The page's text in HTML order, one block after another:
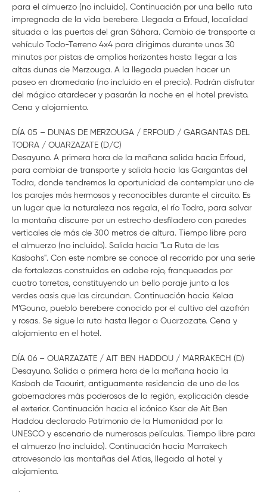
para el almuerzo (no incluido). Continuación por una bella ruta
impregnada de la vida berebere. Llegada a Erfoud, localidad
situada a las puertas del gran Sáhara. Cambio de transporte a
vehículo Todo-Terreno 4x4 para dirigirnos durante unos 30
minutos por pistas de amplios horizontes hasta llegar a las
altas dunas de Merzouga. A la llegada pueden hacer un
paseo en dromedario (no incluido en el precio). Podrán disfrutar
del mágico atardecer y pasarán la noche en el hotel previsto.
Cena y alojamiento.
DÍA 05 – DUNAS DE MERZOUGA / ERFOUD / GARGANTAS DEL
TODRA / OUARZAZATE (D/C)
Desayuno. A primera hora de la mañana salida hacia Erfoud,
para cambiar de transporte y salida hacia las Gargantas del
Todra, donde tendremos la oportunidad de contemplar uno de
los parajes más hermosos y reconocibles durante el circuito. Es
un lugar que la naturaleza nos regala, el río Todra, para salvar
la montaña discurre por un estrecho desfiladero con paredes
verticales de más de 300 metros de altura. Tiempo libre para
el almuerzo (no incluido). Salida hacia "La Ruta de las
Kasbahs". Con este nombre se conoce al recorrido por una serie
de fortalezas construidas en adobe rojo, franqueadas por
cuatro torretas, constituyendo un bello paraje junto a los
verdes oasis que las circundan. Continuación hacia Kelaa
M’Gouna, pueblo berebere conocido por el cultivo del azafrán
y rosas. Se sigue la ruta hasta llegar a Ouarzazate. Cena y
alojamiento en el hotel.
DÍA 06 – OUARZAZATE / AIT BEN HADDOU / MARRAKECH (D)
Desayuno. Salida a primera hora de la mañana hacia la
Kasbah de Taourirt, antiguamente residencia de uno de los
gobernadores más poderosos de la región, explicación desde
el exterior. Continuación hacia el icónico Ksar de Ait Ben
Haddou declarado Patrimonio de la Humanidad por la
UNESCO y escenario de numerosas películas. Tiempo libre para
el almuerzo (no incluido). Continuación hacia Marrakech
atravesando las montañas del Atlas, llegada al hotel y
alojamiento.